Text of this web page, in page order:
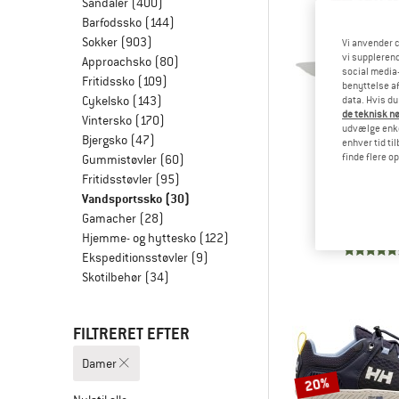
Barfodssko (144)
Sokker (903)
Approachsko (80)
Fritidssko (109)
Cykelsko (143)
Vintersko (170)
Bjergsko (47)
Gummistøvler (60)
Fritidsstøvler (95)
Vandsportssko (30)
Gamacher (28)
Hjemme- og hyttesko (122)
Ekspeditionsstøvler (9)
Skotilbehør (34)
FILTRERET EFTER
Damer
20%
Vi anvender
vi
social
benyttelse
data. Hvis
de teknisk
udvælge
enhver tid
finde flere